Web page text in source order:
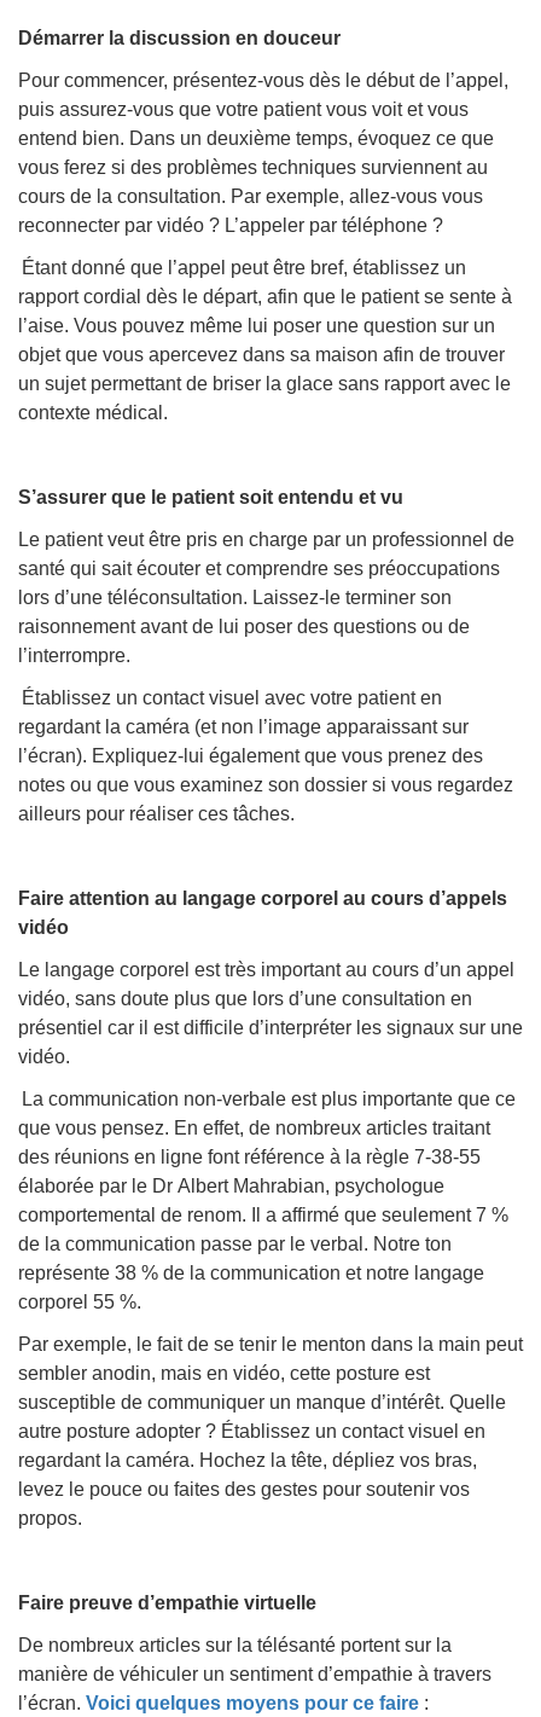
Démarrer la discussion en douceur
Pour commencer, présentez-vous dès le début de l’appel,
puis assurez-vous que votre patient vous voit et vous
entend bien. Dans un deuxième temps, évoquez ce que
vous ferez si des problèmes techniques surviennent au
cours de la consultation. Par exemple, allez-vous vous
reconnecter par vidéo ? L’appeler par téléphone ?
Étant donné que l’appel peut être bref, établissez un
rapport cordial dès le départ, afin que le patient se sente à
l’aise. Vous pouvez même lui poser une question sur un
objet que vous apercevez dans sa maison afin de trouver
un sujet permettant de briser la glace sans rapport avec le
contexte médical.
S’assurer que le patient soit entendu et vu
Le patient veut être pris en charge par un professionnel de
santé qui sait écouter et comprendre ses préoccupations
lors d’une téléconsultation. Laissez-le terminer son
raisonnement avant de lui poser des questions ou de
l’interrompre.
Établissez un contact visuel avec votre patient en
regardant la caméra (et non l’image apparaissant sur
l’écran). Expliquez-lui également que vous prenez des
notes ou que vous examinez son dossier si vous regardez
ailleurs pour réaliser ces tâches.
Faire attention au langage corporel au cours d’appels
vidéo
Le langage corporel est très important au cours d’un appel
vidéo, sans doute plus que lors d’une consultation en
présentiel car il est difficile d’interpréter les signaux sur une
vidéo.
La communication non-verbale est plus importante que ce
que vous pensez. En effet, de nombreux articles traitant
des réunions en ligne font référence à la règle 7-38-55
élaborée par le Dr Albert Mahrabian, psychologue
comportemental de renom. Il a affirmé que seulement 7 %
de la communication passe par le verbal. Notre ton
représente 38 % de la communication et notre langage
corporel 55 %.
Par exemple, le fait de se tenir le menton dans la main peut
sembler anodin, mais en vidéo, cette posture est
susceptible de communiquer un manque d’intérêt. Quelle
autre posture adopter ? Établissez un contact visuel en
regardant la caméra. Hochez la tête, dépliez vos bras,
levez le pouce ou faites des gestes pour soutenir vos
propos.
Faire preuve d’empathie virtuelle
De nombreux articles sur la télésanté portent sur la
manière de véhiculer un sentiment d’empathie à travers
l’écran. Voici quelques moyens pour ce faire :